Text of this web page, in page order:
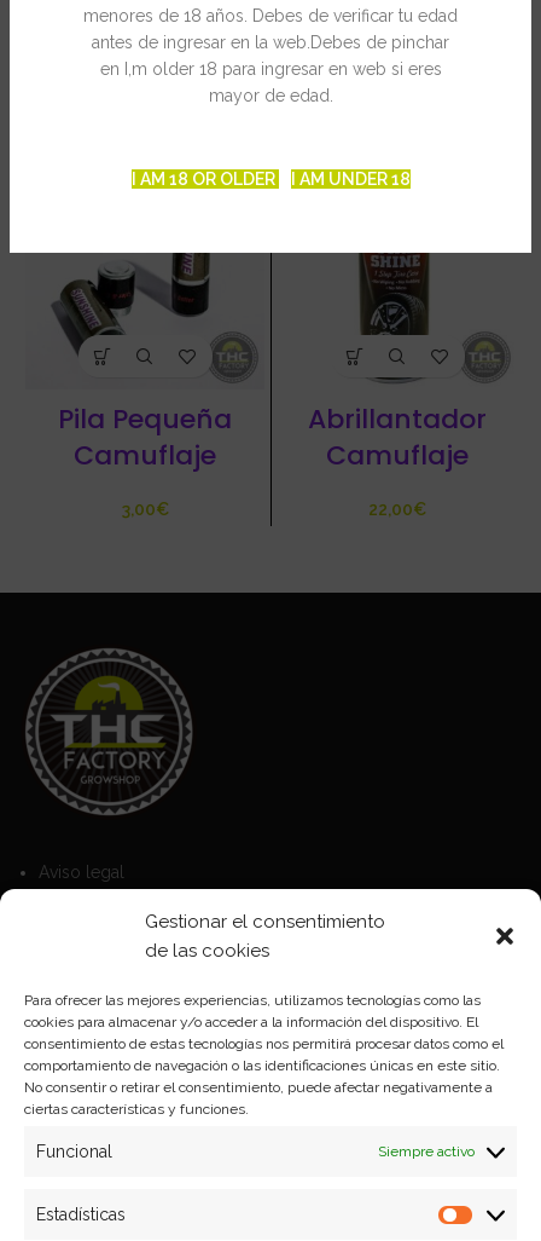
menores de 18 años. Debes de verificar tu edad
antes de ingresar en la web.Debes de pinchar
en I,m older 18 para ingresar en web si eres
mayor de edad.
I AM 18 OR OLDER I AM UNDER 18
Gestionar el consentimiento
de las cookies
Para ofrecer las mejores experiencias, utilizamos tecnologías como las
cookies para almacenar y/o acceder a la información del dispositivo. El
consentimiento de estas tecnologías nos permitirá procesar datos como el
comportamiento de navegación o las identificaciones únicas en este sitio.
No consentir o retirar el consentimiento, puede afectar negativamente a
ciertas características y funciones.
Funcional Siempre activo
Estadísticas
PRODUCTOS RELACIONADOS
Pila Pequeña
Camuflaje
€
Abrillantador
Camuflaje
€
Aviso legal
Política de Cookies
Política de privacidad
Formas de pago
Plazos y condiciones de envio
Politica de devoluciones